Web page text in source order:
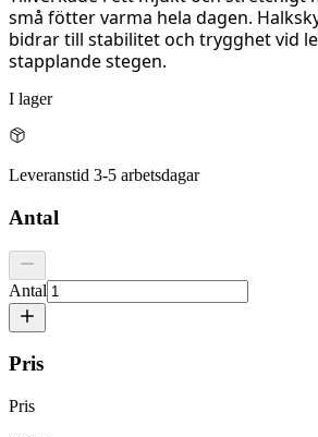
små fötter varma hela dagen.
bidrar till stabilitet och trygghet vid
stapplande stegen.
I lager
Leveranstid 3-5 arbetsdagar
Antal
Antal
Pris
Pris